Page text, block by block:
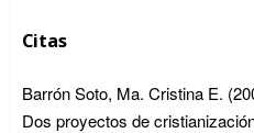
Citas
Barrón Soto, Ma. Cristina E.
Dos proyectos de